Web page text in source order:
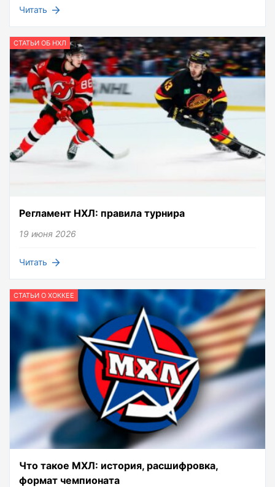
Читать
СТАТЬИ ОБ НХЛ
Регламент НХЛ: правила турнира
19 июня 2026
Читать
СТАТЬИ О ХОККЕЕ
Что такое МХЛ: история, расшифровка,
формат чемпионата